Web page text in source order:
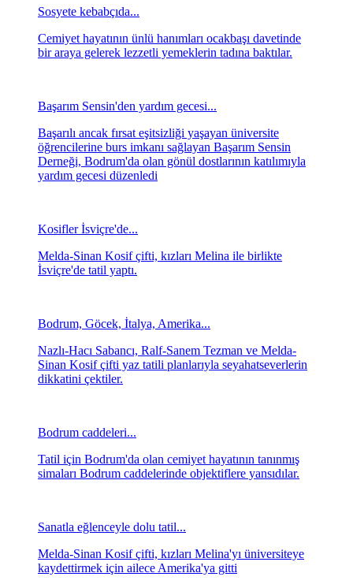
Sosyete kebabçıda...
Cemiyet hayatının ünlü hanımları ocakbaşı davetinde
bir araya gelerek lezzetli yemeklerin tadına baktılar.
Başarım Sensin'den yardım gecesi...
Başarılı ancak fırsat eşitsizliği yaşayan üniversite
öğrencilerine burs imkanı sağlayan Başarım Sensin
Derneği, Bodrum'da olan gönül dostlarının katılımıyla
yardım gecesi düzenledi
Kosifler İsviçre'de...
Melda-Sinan Kosif çifti, kızları Melina ile birlikte
İsviçre'de tatil yaptı.
Bodrum, Göcek, İtalya, Amerika...
Nazlı-Hacı Sabancı, Ralf-Sanem Tezman ve Melda-
Sinan Kosif çifti yaz tatili planlarıyla seyahatseverlerin
dikkatini çektiler.
Bodrum caddeleri...
Tatil için Bodrum'da olan cemiyet hayatının tanınmış
simaları Bodrum caddelerinde objektiflere yansıdılar.
Sanatla eğlenceyle dolu tatil...
Melda-Sinan Kosif çifti, kızları Melina'yı üniversiteye
kaydettirmek için ailece Amerika'ya gitti